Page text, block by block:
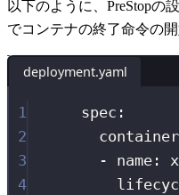
以下のように、PreStopの
でコンテナの終了命令の
deployment.yaml
1 spec :
2
3
- name :
4